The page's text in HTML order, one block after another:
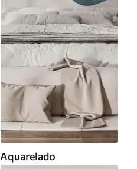
Aquarelado